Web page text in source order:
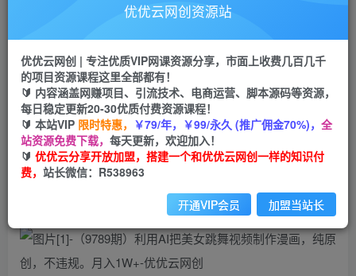
会员专属资源
会员免费
您暂无购买权限，请先开通会员
开通会员
优优云网创资源站
优优云网创 | 专注优质VIP网课资源分享，市面上收费几百几千
的项目资源课程这里全部都有！
🔰 内容涵盖网赚项目、引流技术、电商运营、脚本源码等资源，
每日稳定更新20-30优质付费资源课程！
🔰 本站VIP 限时特惠， ￥79/年，￥99/永久 (推广佣金70%)， 全
站资源免费下载， 每天更新，欢迎加入！
🔰 优优云分享开放加盟，搭建一个和优优云网创一样的知识付
费， 站长微信：R538963
开通VIP会员 加盟当站长